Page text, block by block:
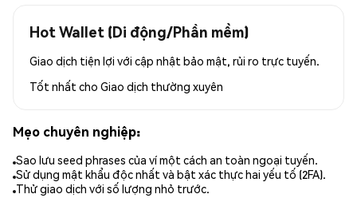
Hot Wallet (Di động/Phần mềm)
Giao dịch tiện lợi với cập nhật bảo mật, rủi ro trực tuyến.
Tốt nhất cho Giao dịch thường xuyên
Mẹo chuyên nghiệp:
Sao lưu seed phrases của ví một cách an toàn ngoại tuyến.
Sử dụng mật khẩu độc nhất và bật xác thực hai yếu tố (2FA).
Thử giao dịch với số lượng nhỏ trước.